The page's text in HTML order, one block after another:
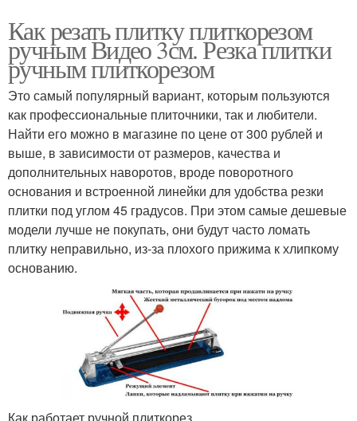
Как резать плитку плиткорезом
ручным Видео 3см. Резка плитки
ручным плиткорезом
Это самый популярный вариант, которым пользуются
как профессиональные плиточники, так и любители.
Найти его можно в магазине по цене от 300 рублей и
выше, в зависимости от размеров, качества и
дополнительных наворотов, вроде поворотного
основания и встроенной линейки для удобства резки
плитки под углом 45 градусов. При этом самые дешевые
модели лучше не покупать, они будут часто ломать
плитку неправильно, из-за плохого прижима к хлипкому
основанию.